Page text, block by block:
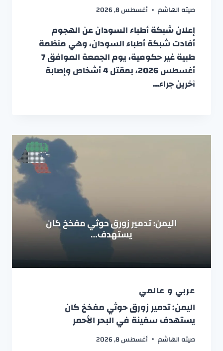
صيته الهاشم أغسطس 8, 2026
إعلان شبكة أطباء السودان عن الهجوم
أفادت شبكة أطباء السودان، وهي منظمة
طبية غير حكومية، يوم الجمعة الموافق 7
أغسطس 2026، بمقتل 4 أشخاص وإصابة
آخرين جراء…
عربي و عالمي
اليمن: تدمير زورق حوثي مفخخ كان
يستهدف سفينة في البحر الأحمر
صيته الهاشم أغسطس 8, 2026